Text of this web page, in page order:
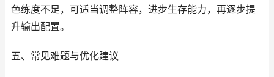
色练度不足，可适当调整阵容，进步生存能力，再逐步提
升输出配置。
五、常见难题与优化建议